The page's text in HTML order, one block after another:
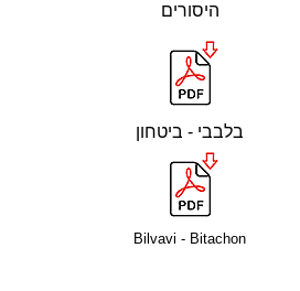
היסורים
בלבבי - ביטחון
Bilvavi - Bitachon